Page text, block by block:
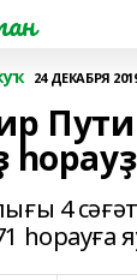
24 ДЕКАБРЯ
4
һорауға